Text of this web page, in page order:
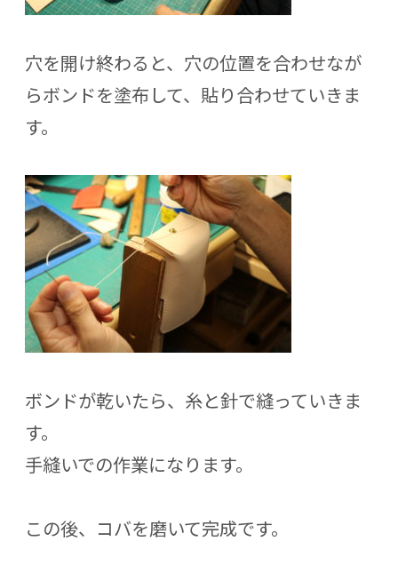
穴を開け終わると、穴の位置を合わせなが
らボンドを塗布して、貼り合わせていきま
す。
ボンドが乾いたら、糸と針で縫っていきま
す。
手縫いでの作業になります。
この後、コバを磨いて完成です。